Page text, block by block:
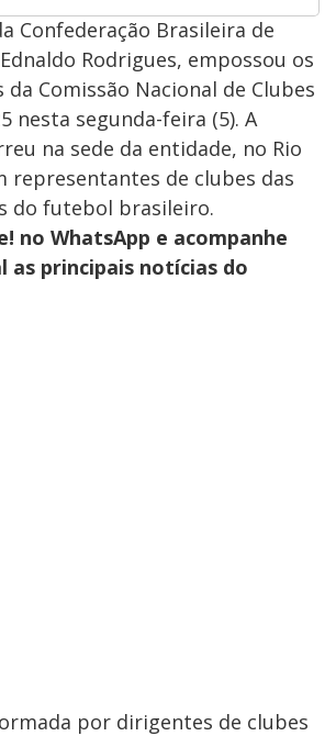
Confederação Brasileira de
Rodrigues, empossou os
Comissão Nacional de Clubes
nesta segunda-feira (5). A
na sede da entidade, no Rio
representantes de clubes das
do futebol brasileiro.
no WhatsApp e acompanhe
as principais notícias do
por dirigentes de clubes